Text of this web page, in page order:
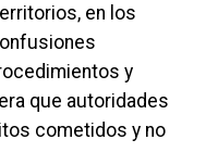
en los
y
que autoridades
cometidos y no